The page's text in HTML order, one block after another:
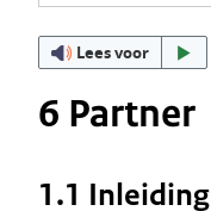
Lees voor
6 Partner
1.1 Inleiding